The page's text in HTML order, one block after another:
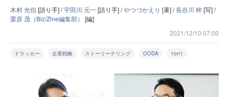
木村 光伯 [語り手] /宇田川 元一[語り手] /やつづかえり [著] /長谷川 梓[写] /
栗原 茂（Biz/Zine編集部） [編]
2021/12/10 07:00
ドラッカー 企業戦略 ストーリーテリング OODA 1on1